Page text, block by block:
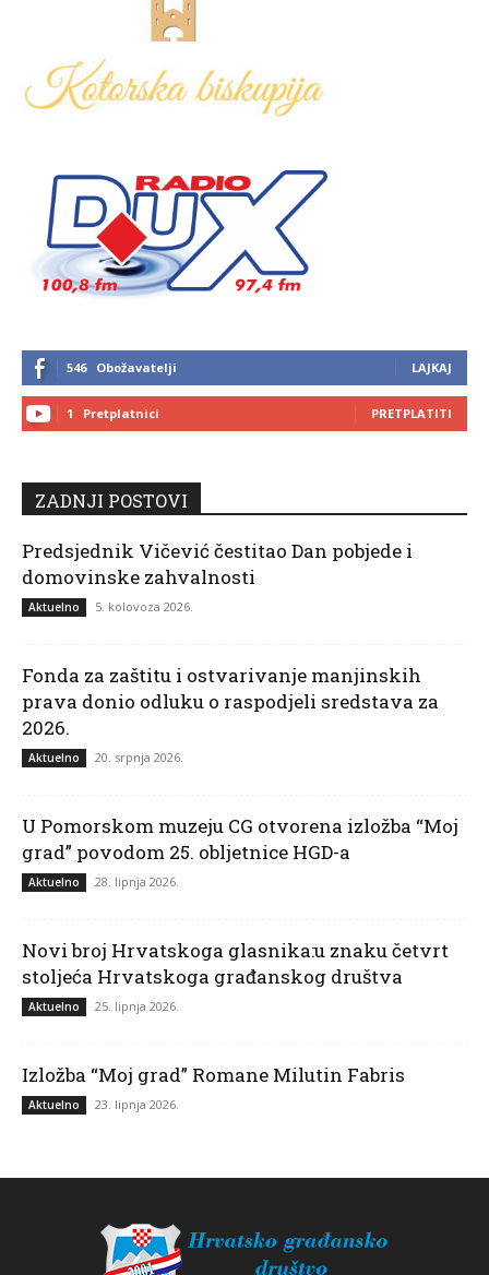
546 Obožavatelji LAJKAJ
1 Pretplatnici PRETPLATITI
ZADNJI POSTOVI
Predsjednik Vičević čestitao Dan pobjede i
domovinske zahvalnosti
Aktuelno 5. kolovoza 2026.
Fonda za zaštitu i ostvarivanje manjinskih
prava donio odluku o raspodjeli sredstava za
2026.
Aktuelno 20. srpnja 2026.
U Pomorskom muzeju CG otvorena izložba “Moj
grad” povodom 25. obljetnice HGD-a
Aktuelno 28. lipnja 2026.
Novi broj Hrvatskoga glasnika:u znaku četvrt
stoljeća Hrvatskoga građanskog društva
Aktuelno 25. lipnja 2026.
Izložba “Moj grad” Romane Milutin Fabris
Aktuelno 23. lipnja 2026.